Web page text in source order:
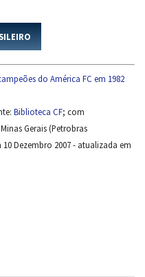
do América FC em 1982
Biblioteca CF; com
Gerais (Petrobras
Dezembro 2007 - atualizada em